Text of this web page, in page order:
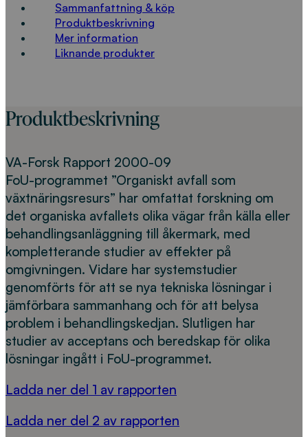
Sammanfattning & köp
Produktbeskrivning
Mer information
Liknande produkter
Produktbeskrivning
VA-Forsk Rapport 2000-09
FoU-programmet ”Organiskt avfall som
växtnäringsresurs” har omfattat forskning om
det organiska avfallets olika vägar från källa eller
behandlingsanläggning till åkermark, med
kompletterande studier av effekter på
omgivningen. Vidare har systemstudier
genomförts för att se nya tekniska lösningar i
jämförbara sammanhang och för att belysa
problem i behandlingskedjan. Slutligen har
studier av acceptans och beredskap för olika
lösningar ingått i FoU-programmet.
Ladda ner del 1 av rapporten
Ladda ner del 2 av rapporten